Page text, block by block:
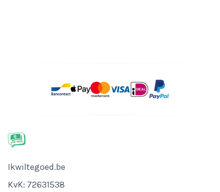
Bedrijfsnaam
Ikwiltegoed.be
KvK-nummer
KvK: 72631538